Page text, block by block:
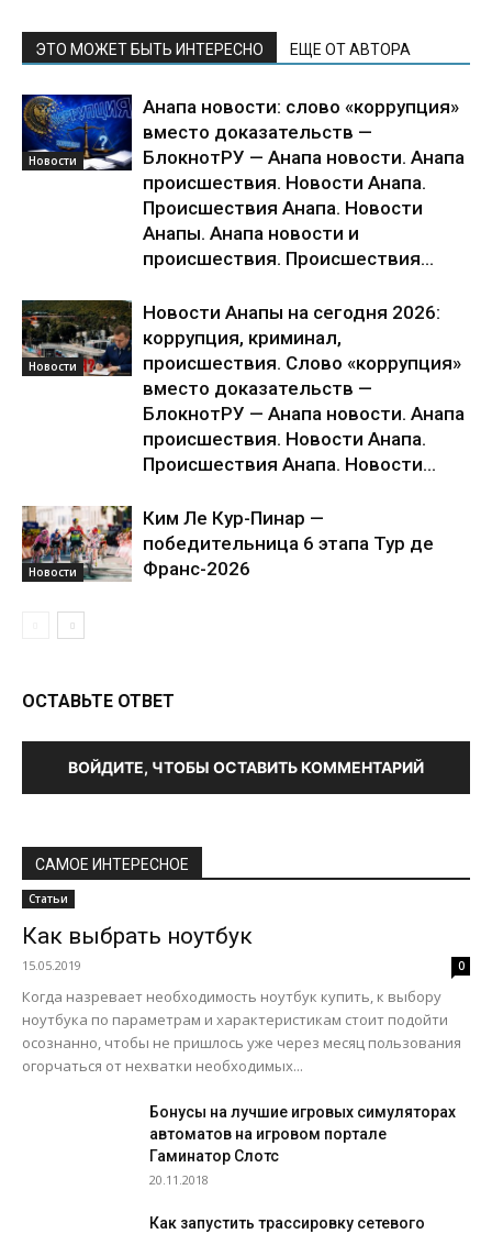
ЭТО МОЖЕТ БЫТЬ ИНТЕРЕСНО ЕЩЕ ОТ АВТОРА
Новости
Анапа новости: слово «коррупция»
вместо доказательств —
БлокнотРУ — Анапа новости. Анапа
происшествия. Новости Анапа.
Происшествия Анапа. Новости
Анапы. Анапа новости и
происшествия. Происшествия...
Новости
Новости Анапы на сегодня 2026:
коррупция, криминал,
происшествия. Слово «коррупция»
вместо доказательств —
БлокнотРУ — Анапа новости. Анапа
происшествия. Новости Анапа.
Происшествия Анапа. Новости...
Новости
Ким Ле Кур-Пинар —
победительница 6 этапа Тур де
Франс-2026
ОСТАВЬТЕ ОТВЕТ
ВОЙДИТЕ, ЧТОБЫ ОСТАВИТЬ КОММЕНТАРИЙ
САМОЕ ИНТЕРЕСНОЕ
Статьи
Как выбрать ноутбук
15.05.2019 0
Когда назревает необходимость ноутбук купить, к выбору
ноутбука по параметрам и характеристикам стоит подойти
осознанно, чтобы не пришлось уже через месяц пользования
огорчаться от нехватки необходимых...
Бонусы на лучшие игровых симуляторах
автоматов на игровом портале
Гаминатор Слотс
20.11.2018
Как запустить трассировку сетевого